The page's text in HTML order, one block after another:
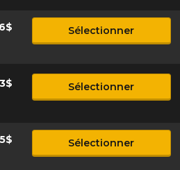
Sélectionner
Sélectionner
Sélectionner